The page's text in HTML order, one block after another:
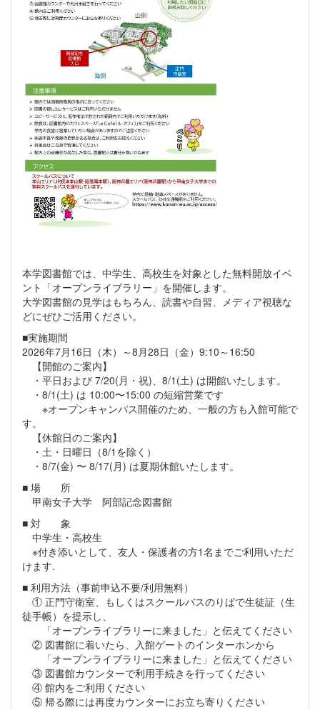
本学図書館では、中学生、高校生を対象とした無料開放イベ
ント「オープンライブラリー」を開催します。
大学図書館の見学はもちろん、読書や自習、メディア視聴な
どにぜひご活用ください。
■実施期間
2026年7月16日（木）～8月28日（金）9:10～16:50
【開館のご案内】
・平日および 7/20(月・祝)、8/1(土) は開館いたします。
・8/1(土) は 10:00〜15:00 の短縮営業です
※オープンキャンパス開催のため、一般の方も入館可能で
す。
【休館日のご案内】
・土・日曜日（8/1を除く）
・8/7(金) 〜 8/17(月) は夏期休館いたします。
■ 場 所
甲南女子大学 阿部記念図書館
■ 対 象
中学生・高校生
※付き添いとして、友人・保護者の方1名までご利用いただ
けます.
■ 利用方法（事前申込不要/利用無料）
① 正門守衛室、もしくはスクールバスのりばで生徒証（生
徒手帳）を提示し、
「オープンライブラリーに来ました」と伝えてください
② 図書館に着いたら、入館ゲートのインターホンから
「オープンライブラリーに来ました」と伝えてください
③ 図書館カウンターで利用手続きを行ってください
④ 館内をご利用ください
⑤ 帰る際には再度カウンターにお立ち寄りください